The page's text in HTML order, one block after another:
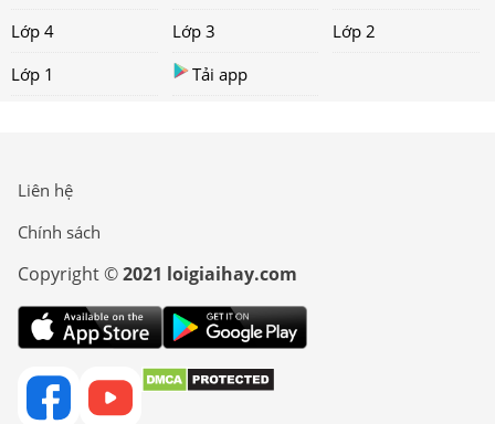
Lớp 4
Lớp 3
Lớp 2
Lớp 1
Tải app
Liên hệ
Chính sách
Copyright ©2021 loigiaihay.com